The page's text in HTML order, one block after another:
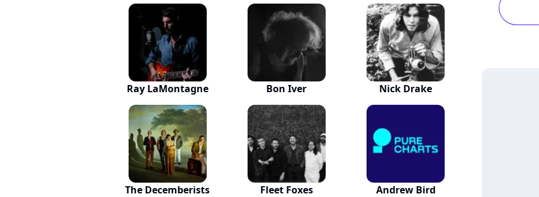
Ray LaMontagne Bon Iver Nick Drake
The Decemberists Fleet Foxes Andrew Bird